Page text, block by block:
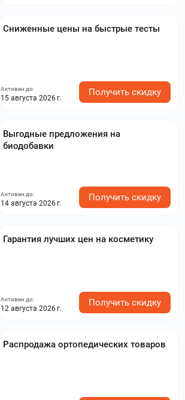
Сниженные цены на быстрые тесты
Активен до:
15 августа 2026 г.
Получить скидку
Выгодные предложения на
биодобавки
Активен до:
14 августа 2026 г.
Получить скидку
Гарантия лучших цен на косметику
Активен до:
12 августа 2026 г.
Получить скидку
Распродажа ортопедических товаров